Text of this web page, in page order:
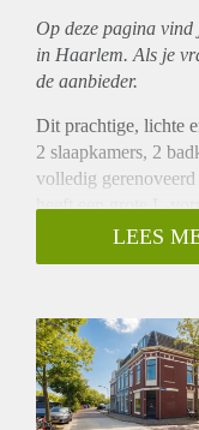
Op deze pagina
in Haarlem. Als je
de aanbieder.
Dit prachtige, lichte
2 slaapkamers, 2
volledig
heeft een grote L-
vloeren, ramen aan
een moderne semi-
bereikbaarheid van
scholen en de
deze zeer centrale
en de gezellige
LEES